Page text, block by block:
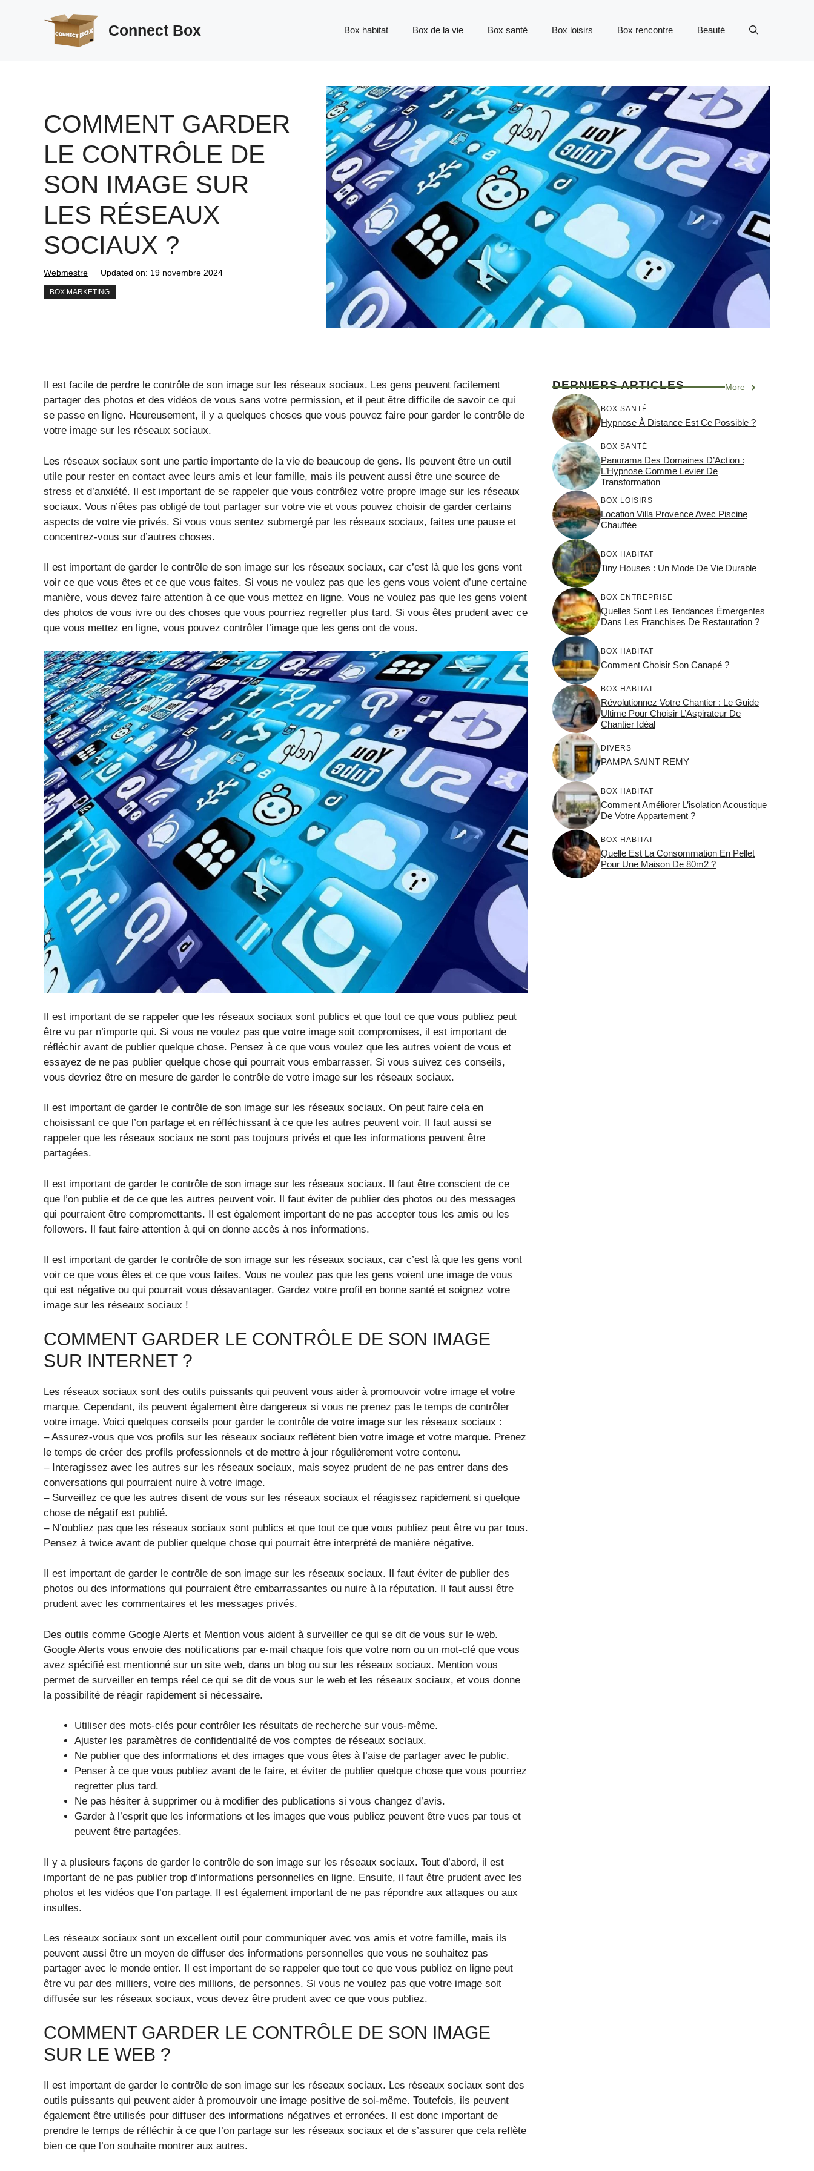
Connect Box Box habitat Box de la vie Box santé Box loisirs Box rencontre Beauté
COMMENT GARDER
LE CONTRÔLE DE
SON IMAGE SUR
LES RÉSEAUX
SOCIAUX ?
Webmestre Updated on: 19 novembre 2024
BOX MARKETING
Il est facile de perdre le contrôle de son image sur les réseaux sociaux. Les gens peuvent facilement
partager des photos et des vidéos de vous sans votre permission, et il peut être difficile de savoir ce qui
se passe en ligne. Heureusement, il y a quelques choses que vous pouvez faire pour garder le contrôle de
votre image sur les réseaux sociaux.
Les réseaux sociaux sont une partie importante de la vie de beaucoup de gens. Ils peuvent être un outil
utile pour rester en contact avec leurs amis et leur famille, mais ils peuvent aussi être une source de
stress et d’anxiété. Il est important de se rappeler que vous contrôlez votre propre image sur les réseaux
sociaux. Vous n’êtes pas obligé de tout partager sur votre vie et vous pouvez choisir de garder certains
aspects de votre vie privés. Si vous vous sentez submergé par les réseaux sociaux, faites une pause et
concentrez-vous sur d’autres choses.
Il est important de garder le contrôle de son image sur les réseaux sociaux, car c’est là que les gens vont
voir ce que vous êtes et ce que vous faites. Si vous ne voulez pas que les gens vous voient d’une certaine
manière, vous devez faire attention à ce que vous mettez en ligne. Vous ne voulez pas que les gens voient
des photos de vous ivre ou des choses que vous pourriez regretter plus tard. Si vous êtes prudent avec ce
que vous mettez en ligne, vous pouvez contrôler l’image que les gens ont de vous.
Il est important de se rappeler que les réseaux sociaux sont publics et que tout ce que vous publiez peut
être vu par n’importe qui. Si vous ne voulez pas que votre image soit compromises, il est important de
réfléchir avant de publier quelque chose. Pensez à ce que vous voulez que les autres voient de vous et
essayez de ne pas publier quelque chose qui pourrait vous embarrasser. Si vous suivez ces conseils,
vous devriez être en mesure de garder le contrôle de votre image sur les réseaux sociaux.
Il est important de garder le contrôle de son image sur les réseaux sociaux. On peut faire cela en
choisissant ce que l’on partage et en réfléchissant à ce que les autres peuvent voir. Il faut aussi se
rappeler que les réseaux sociaux ne sont pas toujours privés et que les informations peuvent être
partagées.
Il est important de garder le contrôle de son image sur les réseaux sociaux. Il faut être conscient de ce
que l’on publie et de ce que les autres peuvent voir. Il faut éviter de publier des photos ou des messages
qui pourraient être compromettants. Il est également important de ne pas accepter tous les amis ou les
followers. Il faut faire attention à qui on donne accès à nos informations.
Il est important de garder le contrôle de son image sur les réseaux sociaux, car c’est là que les gens vont
voir ce que vous êtes et ce que vous faites. Vous ne voulez pas que les gens voient une image de vous
qui est négative ou qui pourrait vous désavantager. Gardez votre profil en bonne santé et soignez votre
image sur les réseaux sociaux !
COMMENT GARDER LE CONTRÔLE DE SON IMAGE
SUR INTERNET ?
Les réseaux sociaux sont des outils puissants qui peuvent vous aider à promouvoir votre image et votre
marque. Cependant, ils peuvent également être dangereux si vous ne prenez pas le temps de contrôler
votre image. Voici quelques conseils pour garder le contrôle de votre image sur les réseaux sociaux :
– Assurez-vous que vos profils sur les réseaux sociaux reflètent bien votre image et votre marque. Prenez
le temps de créer des profils professionnels et de mettre à jour régulièrement votre contenu.
– Interagissez avec les autres sur les réseaux sociaux, mais soyez prudent de ne pas entrer dans des
conversations qui pourraient nuire à votre image.
– Surveillez ce que les autres disent de vous sur les réseaux sociaux et réagissez rapidement si quelque
chose de négatif est publié.
– N’oubliez pas que les réseaux sociaux sont publics et que tout ce que vous publiez peut être vu par tous.
Pensez à twice avant de publier quelque chose qui pourrait être interprété de manière négative.
Il est important de garder le contrôle de son image sur les réseaux sociaux. Il faut éviter de publier des
photos ou des informations qui pourraient être embarrassantes ou nuire à la réputation. Il faut aussi être
prudent avec les commentaires et les messages privés.
Des outils comme Google Alerts et Mention vous aident à surveiller ce qui se dit de vous sur le web.
Google Alerts vous envoie des notifications par e-mail chaque fois que votre nom ou un mot-clé que vous
avez spécifié est mentionné sur un site web, dans un blog ou sur les réseaux sociaux. Mention vous
permet de surveiller en temps réel ce qui se dit de vous sur le web et les réseaux sociaux, et vous donne
la possibilité de réagir rapidement si nécessaire.
Utiliser des mots-clés pour contrôler les résultats de recherche sur vous-même.
Ajuster les paramètres de confidentialité de vos comptes de réseaux sociaux.
Ne publier que des informations et des images que vous êtes à l’aise de partager avec le public.
Penser à ce que vous publiez avant de le faire, et éviter de publier quelque chose que vous pourriez
regretter plus tard.
Ne pas hésiter à supprimer ou à modifier des publications si vous changez d’avis.
Garder à l’esprit que les informations et les images que vous publiez peuvent être vues par tous et
peuvent être partagées.
Il y a plusieurs façons de garder le contrôle de son image sur les réseaux sociaux. Tout d’abord, il est
important de ne pas publier trop d’informations personnelles en ligne. Ensuite, il faut être prudent avec les
photos et les vidéos que l’on partage. Il est également important de ne pas répondre aux attaques ou aux
insultes.
Les réseaux sociaux sont un excellent outil pour communiquer avec vos amis et votre famille, mais ils
peuvent aussi être un moyen de diffuser des informations personnelles que vous ne souhaitez pas
partager avec le monde entier. Il est important de se rappeler que tout ce que vous publiez en ligne peut
être vu par des milliers, voire des millions, de personnes. Si vous ne voulez pas que votre image soit
diffusée sur les réseaux sociaux, vous devez être prudent avec ce que vous publiez.
COMMENT GARDER LE CONTRÔLE DE SON IMAGE
SUR LE WEB ?
Il est important de garder le contrôle de son image sur les réseaux sociaux. Les réseaux sociaux sont des
outils puissants qui peuvent aider à promouvoir une image positive de soi-même. Toutefois, ils peuvent
également être utilisés pour diffuser des informations négatives et erronées. Il est donc important de
prendre le temps de réfléchir à ce que l’on partage sur les réseaux sociaux et de s’assurer que cela reflète
bien ce que l’on souhaite montrer aux autres.
DERNIERS ARTICLES More
BOX SANTÉ
Hypnose À Distance Est Ce Possible ?
BOX SANTÉ
Panorama Des Domaines D’Action :
L’Hypnose Comme Levier De
Transformation
BOX LOISIRS
Location Villa Provence Avec Piscine
Chauffée
BOX HABITAT
Tiny Houses : Un Mode De Vie Durable
BOX ENTREPRISE
Quelles Sont Les Tendances Émergentes
Dans Les Franchises De Restauration ?
BOX HABITAT
Comment Choisir Son Canapé ?
BOX HABITAT
Révolutionnez Votre Chantier : Le Guide
Ultime Pour Choisir L’Aspirateur De
Chantier Idéal
DIVERS
PAMPA SAINT REMY
BOX HABITAT
Comment Améliorer L’isolation Acoustique
De Votre Appartement ?
BOX HABITAT
Quelle Est La Consommation En Pellet
Pour Une Maison De 80m2 ?